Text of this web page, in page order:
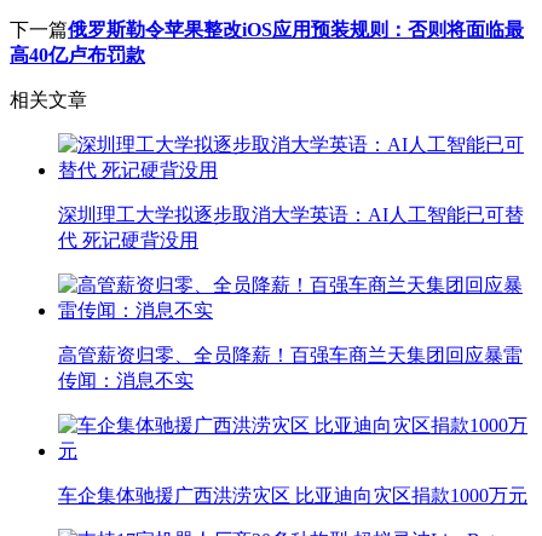
下一篇俄罗斯勒令苹果整改iOS应用预装规则：否则将面临最
高40亿卢布罚款
相关文章
深圳理工大学拟逐步取消大学英语：AI人工智能已可替
代 死记硬背没用
高管薪资归零、全员降薪！百强车商兰天集团回应暴雷
传闻：消息不实
车企集体驰援广西洪涝灾区 比亚迪向灾区捐款1000万元